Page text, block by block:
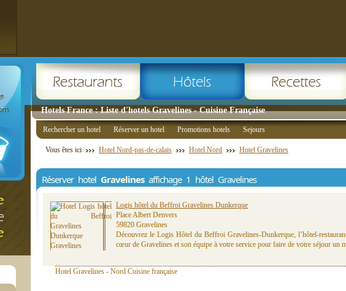
Hotels France : Liste d'hotels Gravelines - Cuisine Française
Rechercher un hotel Réserver un hotel Promotions hotels Sejours
Vous êtes ici Hotel Nord-pas-de-calais Hotel Nord Hotel Gravelines
Réserver hotel Gravelinesaffichage 1 hôtel Gravelines
Logis hôtel du Beffroi Gravelines Dunkerque
Place Albert Denvers
59820 Gravelines
Découvrez le Logis Hôtel du Beffroi Gravelines-Dunkerque, l’hôtel-
cœur de Gravelines et son équipe à votre service pour faire de votre séjour un
Hotel Gravelines - Nord Cuisine française